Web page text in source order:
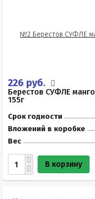
226 руб.
Берестов СУФЛЕ
155г
Срок годности
Вложений в коробке
Вес
В корзину